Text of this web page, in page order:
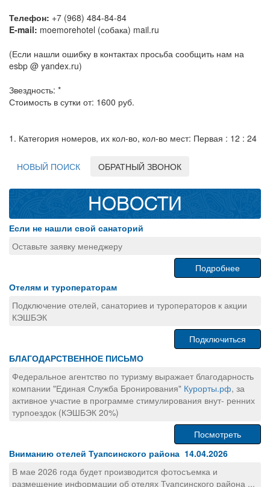
Телефон: +7 (968) 484-84-84
E-mail: moemorehotel (собака) mail.ru
(Если нашли ошибку в контактах просьба сообщить нам на
esbp @ yandex.ru)
Звездность: *
Стоимость в сутки от: 1600 руб.
1. Категория номеров, их кол-во, кол-во мест: Первая : 12 : 24
НОВЫЙ ПОИСК ОБРАТНЫЙ ЗВОНОК
НОВОСТИ
Если не нашли свой санаторий
Оставьте заявку менеджеру
Подробнее
Отелям и туроператорам
Подключение отелей, санаториев и туроператоров к акции
КЭШБЭК
Подключиться
БЛАГОДАРСТВЕННОЕ ПИСЬМО
Федеральное агентство по туризму выражает благодарность
компании "Единая Служба Бронирования" Курорты.рф, за
активное участие в программе стимулирования внут- ренних
турпоездок (КЭШБЭК 20%)
Посмотреть
Вниманию отелей Туапсинского района 14.04.2026
В мае 2026 года будет производится фотосъемка и
размещение информации об отелях Туапсинского района ...